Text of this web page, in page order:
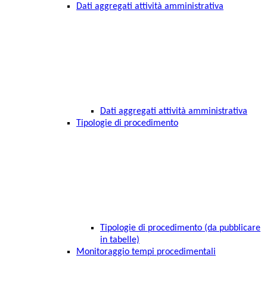
Dati aggregati attività amministrativa
Dati aggregati attività amministrativa
Tipologie di procedimento
Tipologie di procedimento (da pubblicare
in tabelle)
Monitoraggio tempi procedimentali